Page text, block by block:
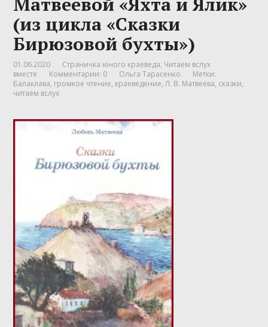
(из цикла «Сказки
Бирюзовой бухты»)
01.06.2020 Страничка юного краеведа, Читаем вслух
вместе
Комментарии: 0 Ольга Тарасенко
Метки:
Балаклава, громкое чтение, краеведение,Л. В. Матвеева, сказки,
читаем вслух